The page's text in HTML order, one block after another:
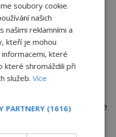
Jeffrey A.
Spencerem
Duše tygra uvádějí
tvrdí, že během
krvelačný šan tu
Mohl si vše
soubory cookie.
našich
našimi reklamními a
kteří je mohou
které
které shromáždili při
služeb.Více
PARTNERY (1616)